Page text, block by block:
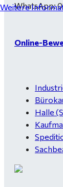
WhatsApp:
Online-
Halle
Weitere